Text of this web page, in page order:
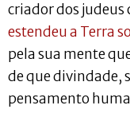
criador dos judeus
estendeu a Terra
pela sua mente
de que divindade,
pensamento